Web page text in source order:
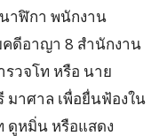
าฬิกา พนักงาน
คดีอาญา 8 สำนักงาน
วจโท หรือ นาย
าศาล เพื่อยื่นฟ้องใน
ดูหมิ่น หรือแสดง